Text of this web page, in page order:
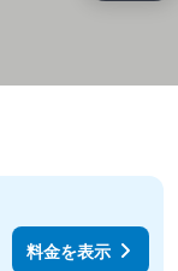
料金を表示